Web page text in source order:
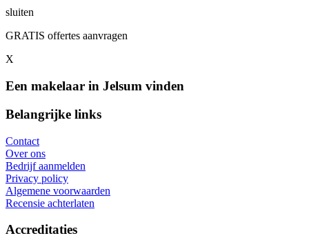
sluiten
GRATIS offertes aanvragen
X
Een makelaar in Jelsum vinden
Belangrijke links
Contact
Over ons
Bedrijf aanmelden
Privacy policy
Algemene voorwaarden
Recensie achterlaten
Accreditaties